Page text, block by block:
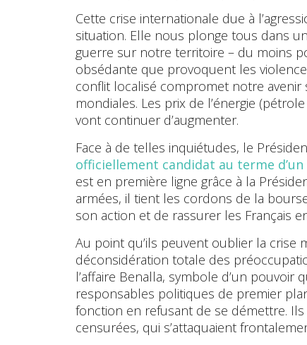
Cette crise internationale due à
situation. Elle nous plonge tous dans
guerre sur notre territoire – du moins
obsédante que provoquent les
conflit localisé compromet notre
mondiales. Les prix de l’énergie
vont continuer d’augmenter.
Face à de telles inquiétudes, le
officiellement candidat au terme
est en première ligne grâce à la
armées, il tient les cordons de la
son action et de rassurer les Français
Au point qu’ils peuvent oublier la crise
déconsidération totale des
l’affaire Benalla, symbole d’un pouvoir
responsables politiques de premier
fonction en refusant de se démettre.
censurées, qui s’attaquaient